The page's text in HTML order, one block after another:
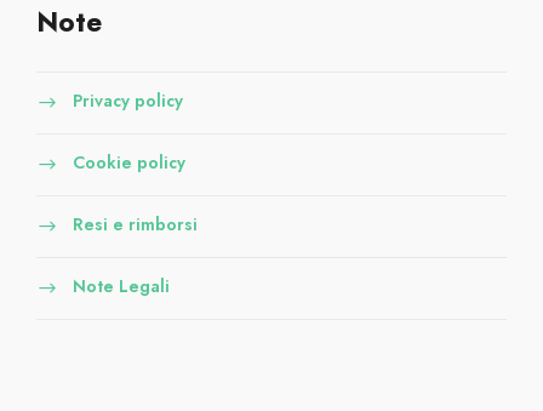
Note
Privacy policy
Cookie policy
Resi e rimborsi
Note Legali